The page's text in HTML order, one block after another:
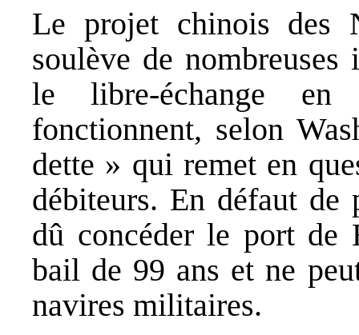
Le projet chinois des
soulève de
le libre-échange en
fonctionnent, selon
dette » qui remet en
débiteurs. En défaut
dû concéder le port de
bail de 99 ans et ne
navires militaires.